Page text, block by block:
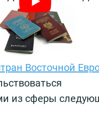
Восточной
из сферы